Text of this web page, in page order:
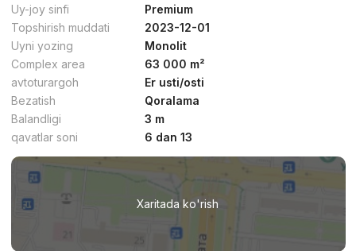
Uy-joy sinfi
Premium
Topshirish muddati
2023-12-01
Uyni yozing
Monolit
Complex area
63 000 m²
avtoturargoh
Er usti/osti
Bezatish
Qoralama
Balandligi
3 m
qavatlar soni
6 dan 13
Xaritada ko'rish